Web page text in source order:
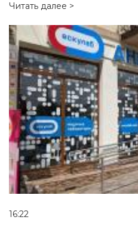
Читать далее >
16:22